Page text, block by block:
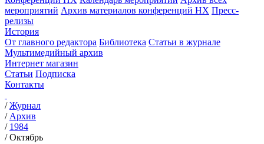
мероприятий Архив материалов конференций НХ Пресс-
релизы
История
От главного редактора Библиотека Статьи в журнале
Мультимедийный архив
Интернет магазин
Статьи Подписка
Контакты
/Журнал
/ Архив
/ 1984
/Октябрь